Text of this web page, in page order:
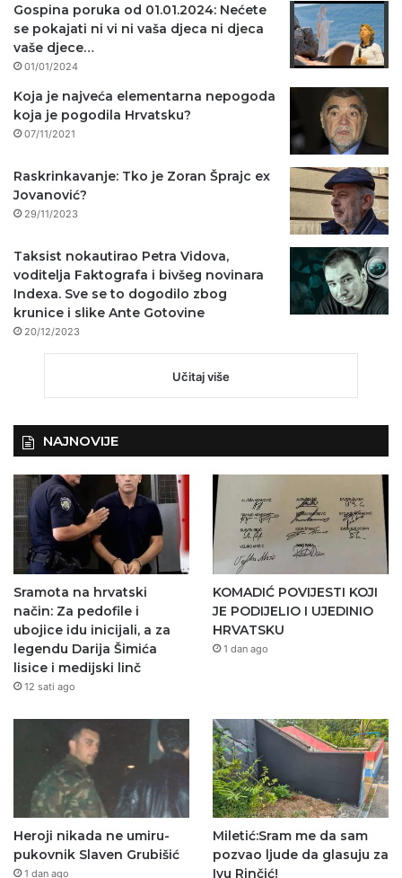
Gospina poruka od 01.01.2024: Nećete
se pokajati ni vi ni vaša djeca ni djeca
vaše djece…
01/01/2024
Koja je najveća elementarna nepogoda
koja je pogodila Hrvatsku?
07/11/2021
Raskrinkavanje: Tko je Zoran Šprajc ex
Jovanović?
29/11/2023
Taksist nokautirao Petra Vidova,
voditelja Faktografa i bivšeg novinara
Indexa. Sve se to dogodilo zbog
krunice i slike Ante Gotovine
20/12/2023
Učitaj više
NAJNOVIJE
Sramota na hrvatski
način: Za pedofile i
ubojice idu inicijali, a za
legendu Darija Šimića
lisice i medijski linč
12 sati ago
KOMADIĆ POVIJESTI KOJI
JE PODIJELIO I UJEDINIO
HRVATSKU
1 dan ago
Heroji nikada ne umiru-
pukovnik Slaven Grubišić
1 dan ago
Miletić:Sram me da sam
pozvao ljude da glasuju za
Ivu Rinčić!